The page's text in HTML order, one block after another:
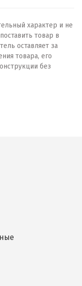
характер и не
товар в
оставляет за
товара, его
без